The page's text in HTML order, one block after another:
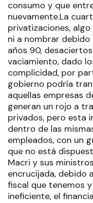
consumo y que
nuevamente.La
privatizaciones,
ni a nombrar
años 90,
vaciamiento, dado
complicidad, por
gobierno podría
aquellas empresas
generan un rojo a
privados, pero esta
dentro de las
empleados, con un
que no está
Macri y sus
encrucijada, debido
fiscal que tenemos
ineficiente, el